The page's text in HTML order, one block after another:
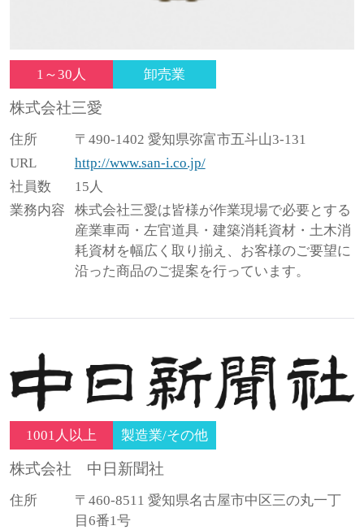
1～30人 卸売業
株式会社三愛
住所
〒490-1402 愛知県弥富市五斗山3-131
URL
http://www.san-i.co.jp/
社員数
15人
業務内容
株式会社三愛は皆様が作業現場で必要とする
産業車両・左官道具・建築消耗資材・土木消
耗資材を幅広く取り揃え、お客様のご要望に
沿った商品のご提案を行っています。
1001人以上 製造業/その他
株式会社 中日新聞社
住所
〒460-8511 愛知県名古屋市中区三の丸一丁
目6番1号